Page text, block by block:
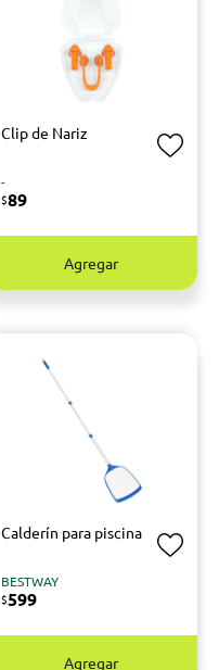
Clip de Nariz
-
$89
Agregar
Calderín para piscina
BESTWAY
$599
Agregar